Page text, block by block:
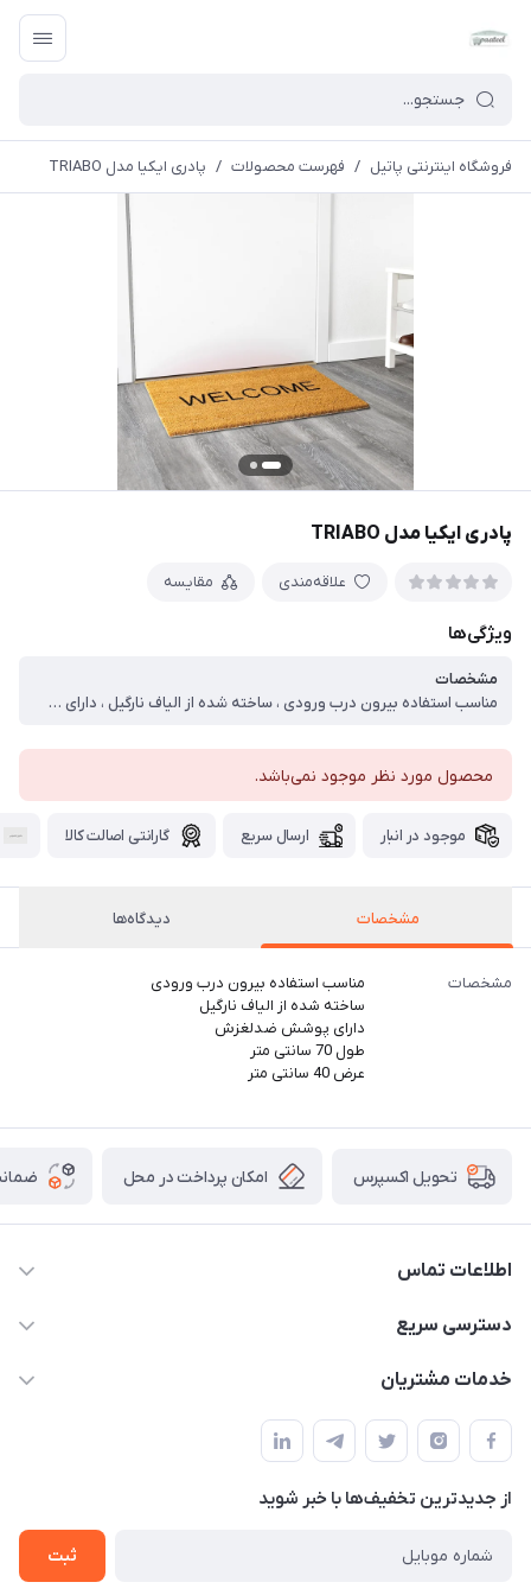
فروشگاه اینترنتی پاتیل / فهرست محصولات / پادری ایکیا مدل TRIABO
پادری ایکیا مدل TRIABO
علاقه‌مندی مقایسه
ویژگی‌ها
مشخصات
مناسب استفاده بیرون درب ورودی ، ساخته شده از الیاف نارگیل ، دارای پوشش ضدلغزش ، طول 70 سانتی متر ، عرض 40 سانتی متر
محصول مورد نظر موجود نمی‌باشد.
موجود در انبار ارسال سریع گارانتی اصالت کالا
مشخصات دیدگاه‌ها
مشخصات
مناسب استفاده بیرون درب ورودی
ساخته شده از الیاف نارگیل
دارای پوشش ضدلغزش
طول 70 سانتی متر
عرض 40 سانتی متر
تحویل اکسپرس امکان پرداخت در محل
اطلاعات تماس
09165044753
دسترسی سریع
حساب کاربری
لیست محصولات
درباره ما
خدمات مشتریان
قوانین و مقررات
حریم خصوصی
راهنما
از جدید‌ترین تخفیف‌ها با‌ خبر شوید
ثبت